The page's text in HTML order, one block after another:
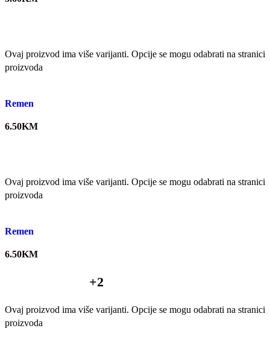
Ovaj proizvod ima više varijanti. Opcije se mogu odabrati na stranici
proizvoda
Remen
6.50KM
Ovaj proizvod ima više varijanti. Opcije se mogu odabrati na stranici
proizvoda
Remen
6.50KM
+2
Ovaj proizvod ima više varijanti. Opcije se mogu odabrati na stranici
proizvoda